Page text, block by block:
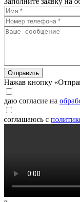
Отправить
Нажав кнопку
даю согласие на
соглашаюсь с